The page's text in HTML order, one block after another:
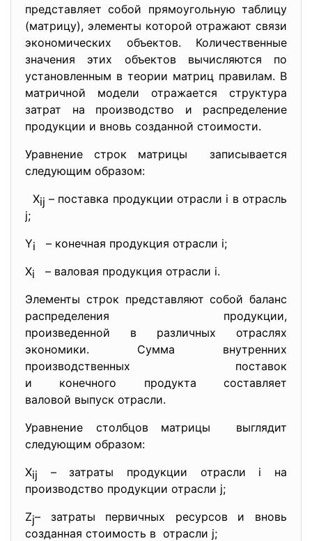
представляет собой прямоугольную таблицу
(матрицу), элементы которой отражают связи
экономических объектов. Количественные
значения этих объектов вычисляются по
установленным в теории матриц правилам. В
матричной модели отражается структура
затрат на производство и распределение
продукции и вновь созданной стоимости.
Уравнение строк матрицы записывается
следующим образом:
Xij – поставка продукции отрасли i в отрасль
j;
Yi – конечная продукция отрасли i;
Xi – валовая продукция отрасли i.
Элементы строк представляют собой баланс
распределения продукции,
произведенной в различных отраслях
экономики. Сумма внутренних
производственных поставок
и конечного продукта составляет
валовой выпуск отрасли.
Уравнение столбцов матрицы выглядит
следующим образом:
Xij
– затраты продукции отрасли i на
производство продукции отрасли j;
Zj– затраты первичных ресурсов и вновь
созданная стоимость в отрасли j;